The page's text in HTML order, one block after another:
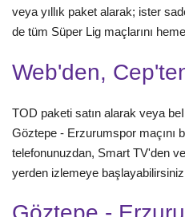
veya yıllık paket alarak; ister
de tüm Süper Lig maçlarını
Web'den,
TOD paketi satın alarak veya
Göztepe - Erzurumspor maçını
telefonunuzdan, Smart TV'den
yerden izlemeye